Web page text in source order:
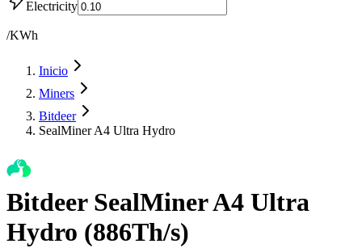
Electricity
/KWh
Inicio
Miners
Bitdeer
SealMiner A4 Ultra Hydro
Bitdeer SealMiner A4 Ultra
Hydro (886Th/s)